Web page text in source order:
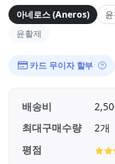
아네로스 (Aneros)
윤활제
카드 무이자 할부
배송비
최대구매수량
2개
평점